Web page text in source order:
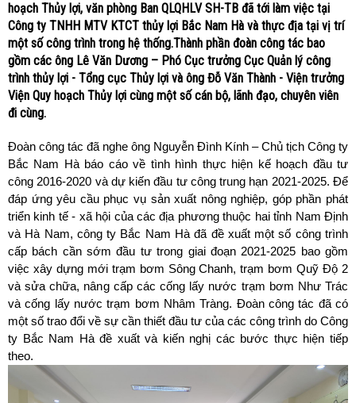
hoạch Thủy lợi, văn phòng Ban QLQHLV SH-TB đã tới làm việc tại
Công ty TNHH MTV KTCT thủy lợi Bắc Nam Hà và thực địa tại vị trí
một số công trình trong hệ thống.Thành phần đoàn công tác bao
gồm các ông Lê Văn Dương – Phó Cục trưởng Cục Quản lý công
trình thủy lợi - Tổng cục Thủy lợi và ông Đỗ Văn Thành - Viện trưởng
Viện Quy hoạch Thủy lợi cùng một số cán bộ, lãnh đạo, chuyên viên
đi cùng.
Đoàn công tác đã nghe ông Nguyễn Đình Kính – Chủ tịch Công ty
Bắc Nam Hà báo cáo về tình hình thực hiện kế hoạch đầu tư
công 2016-2020 và dự kiến đầu tư công trung hạn 2021-2025. Để
đáp ứng yêu cầu phục vụ sản xuất nông nghiệp, góp phần phát
triển kinh tế - xã hội của các địa phương thuộc hai tỉnh Nam Định
và Hà Nam, công ty Bắc Nam Hà đã đề xuất một số công trình
cấp bách cần sớm đầu tư trong giai đoạn 2021-2025 bao gồm
việc xây dựng mới trạm bơm Sông Chanh, trạm bơm Quỹ Độ 2
và sửa chữa, nâng cấp các cống lấy nước trạm bơm Như Trác
và cống lấy nước trạm bơm Nhâm Tràng. Đoàn công tác đã có
một số trao đổi về sự cần thiết đầu tư của các công trình do Công
ty Bắc Nam Hà đề xuất và kiến nghị các bước thực hiện tiếp
theo.